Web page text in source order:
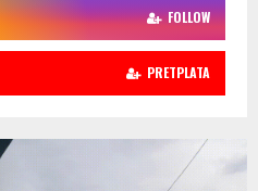
FOLLOW
PRETPLATA